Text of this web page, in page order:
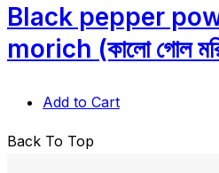
Black pepper
morich (কালো গোল
Add to Cart
Back To Top